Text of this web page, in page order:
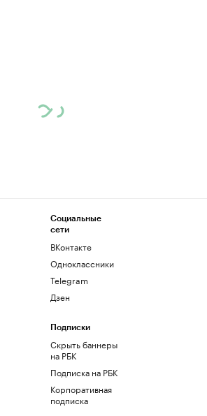
Социальные
сети
ВКонтакте
Одноклассники
Telegram
Дзен
Подписки
Скрыть баннеры
на РБК
Подписка на РБК
Корпоративная
подписка